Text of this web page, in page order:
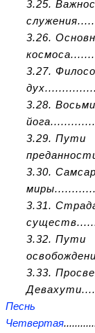
3.25.
3.26.
3.27.
3.28.
3.29. Пути
3.30.
3.31.
3.32. Пути
3.33.
Песнь
Четвертая